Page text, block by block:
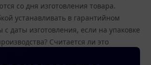
со дня изготовления товара.
устанавливать в гарантийном
с даты изготовления, если на упаковке
Считается ли это